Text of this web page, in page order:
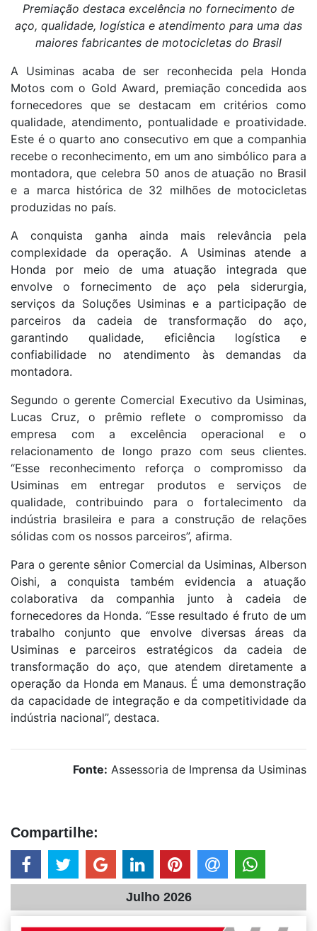
Premiação destaca excelência no fornecimento de
aço, qualidade, logística e atendimento para uma das
maiores fabricantes de motocicletas do Brasil
A Usiminas acaba de ser reconhecida pela Honda
Motos com o Gold Award, premiação concedida aos
fornecedores que se destacam em critérios como
qualidade, atendimento, pontualidade e proatividade.
Este é o quarto ano consecutivo em que a companhia
recebe o reconhecimento, em um ano simbólico para a
montadora, que celebra 50 anos de atuação no Brasil
e a marca histórica de 32 milhões de motocicletas
produzidas no país.
A conquista ganha ainda mais relevância pela
complexidade da operação. A Usiminas atende a
Honda por meio de uma atuação integrada que
envolve o fornecimento de aço pela siderurgia,
serviços da Soluções Usiminas e a participação de
parceiros da cadeia de transformação do aço,
garantindo qualidade, eficiência logística e
confiabilidade no atendimento às demandas da
montadora.
Segundo o gerente Comercial Executivo da Usiminas,
Lucas Cruz, o prêmio reflete o compromisso da
empresa com a excelência operacional e o
relacionamento de longo prazo com seus clientes.
“Esse reconhecimento reforça o compromisso da
Usiminas em entregar produtos e serviços de
qualidade, contribuindo para o fortalecimento da
indústria brasileira e para a construção de relações
sólidas com os nossos parceiros”, afirma.
Para o gerente sênior Comercial da Usiminas, Alberson
Oishi, a conquista também evidencia a atuação
colaborativa da companhia junto à cadeia de
fornecedores da Honda. “Esse resultado é fruto de um
trabalho conjunto que envolve diversas áreas da
Usiminas e parceiros estratégicos da cadeia de
transformação do aço, que atendem diretamente a
operação da Honda em Manaus. É uma demonstração
da capacidade de integração e da competitividade da
indústria nacional”, destaca.
Fonte: Assessoria de Imprensa da Usiminas
Compartilhe:
Julho 2026